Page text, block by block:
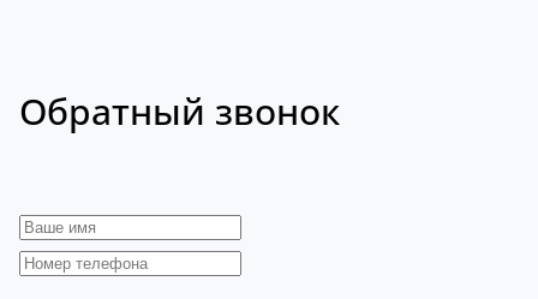
Обратный звонок